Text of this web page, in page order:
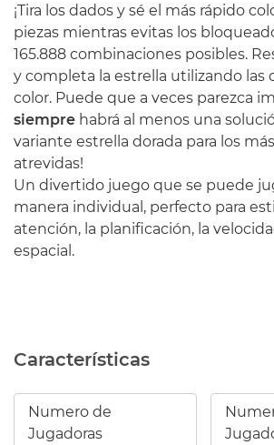
¡Tira los dados y sé el más rápido
piezas mientras evitas los
165.888 combinaciones posibles.
y completa la estrella utilizando las
color. Puede que a veces parezca
siempre habrá al menos una
variante estrella dorada para los
atrevidas!
Un divertido juego que se puede
manera individual, perfecto para
atención, la planificación, la
espacial.
Características
Numero de
Jugadoras